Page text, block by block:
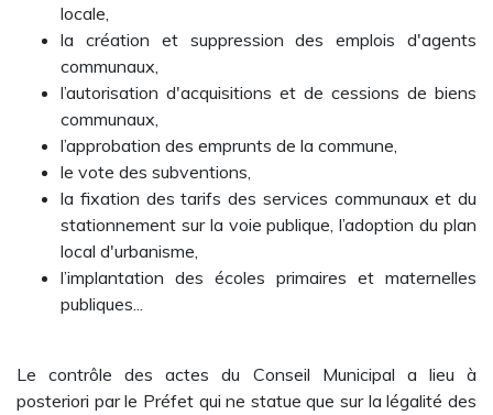
locale,
la création et suppression des emplois d'agents
communaux,
l’autorisation d'acquisitions et de cessions de biens
communaux,
l’approbation des emprunts de la commune,
le vote des subventions,
la fixation des tarifs des services communaux et du
stationnement sur la voie publique, l’adoption du plan
local d'urbanisme,
l’implantation des écoles primaires et maternelles
publiques...
Le contrôle des actes du Conseil Municipal a lieu à
posteriori par le Préfet qui ne statue que sur la légalité des